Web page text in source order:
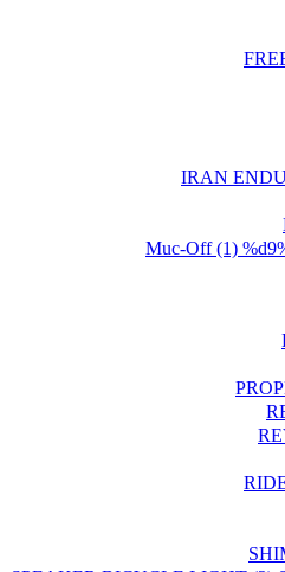
IRAN
Muc-Off (1)